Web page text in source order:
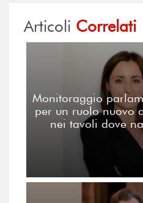
Articoli Correlati
Monitoraggio
per un ruolo nuovo
nei tavoli dove